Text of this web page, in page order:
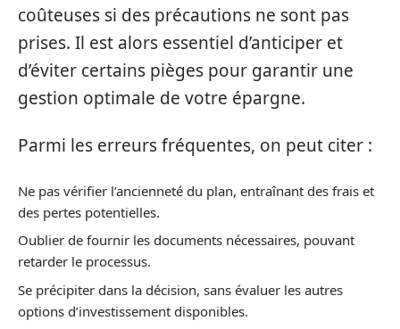
coûteuses si des précautions ne sont pas
prises. Il est alors essentiel d’anticiper et
d’éviter certains pièges pour garantir une
gestion optimale de votre épargne.
Parmi les erreurs fréquentes, on peut citer :
Ne pas vérifier l’ancienneté du plan, entraînant des frais et
des pertes potentielles.
Oublier de fournir les documents nécessaires, pouvant
retarder le processus.
Se précipiter dans la décision, sans évaluer les autres
options d’investissement disponibles.